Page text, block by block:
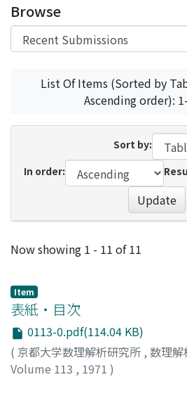
Browse
List Of Items (Sorted by
Ascending order):
Sort by:
In order:
Update
Recent Submissions
Now showing 1 - 11 of 11
Item
表紙・目次
0113-0.pdf(114.04 KB)
( 京都大学数理解析研究所 , 数理解
Volume 113 , 1971 )